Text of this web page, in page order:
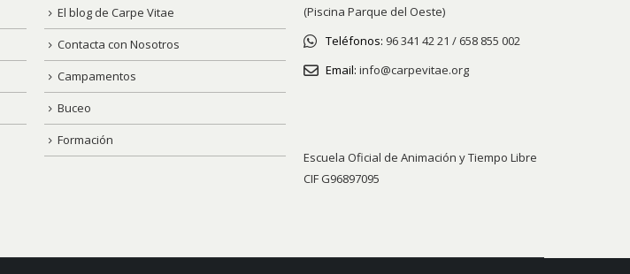
El blog de Carpe Vitae
Contacta con Nosotros
Campamentos
Buceo
Formación
(Piscina Parque del Oeste)
Teléfonos: 96 341 42 21 / 658 855 002
Email: info@carpevitae.org
Escuela Oficial de Animación y Tiempo Libre
CIF G96897095